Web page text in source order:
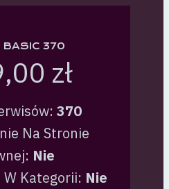
370
zł
370
Na Stronie
Nie
Kategorii: Nie